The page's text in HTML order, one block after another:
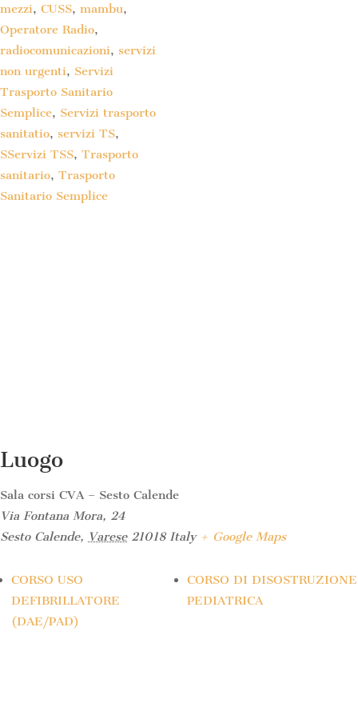
mezzi, CUSS, mambu,
Operatore Radio,
radiocomunicazioni, servizi
non urgenti, Servizi
Trasporto Sanitario
Semplice, Servizi trasporto
sanitatio, servizi TS,
SServizi TSS, Trasporto
sanitario, Trasporto
Sanitario Semplice
Luogo
Sala corsi CVA – Sesto Calende
Via Fontana Mora, 24
Sesto Calende, Varese 21018 Italy + Google Maps
CORSO USO
DEFIBRILLATORE
(DAE/PAD)
CORSO DI DISOSTRUZIONE
PEDIATRICA